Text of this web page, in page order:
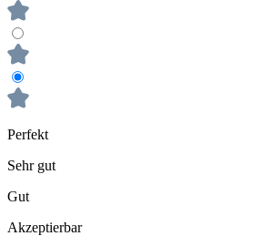
Perfekt
Sehr gut
Gut
Akzeptierbar